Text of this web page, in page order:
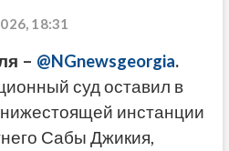
18:31
– @NGnewsgeorgia.
суд оставил в
инстанции
Сабы Джикия,